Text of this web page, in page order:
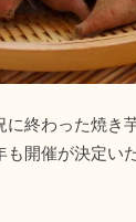
に終わった焼き
開催が決定い